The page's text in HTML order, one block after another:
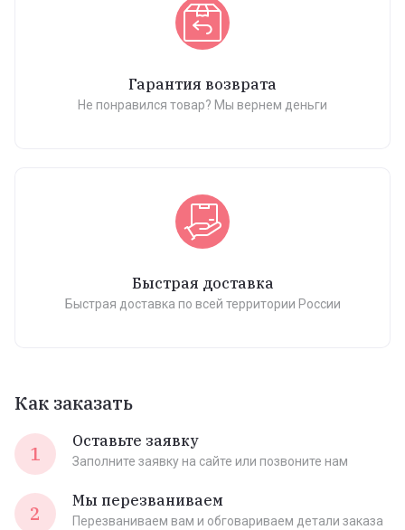
Гарантия возврата
Не понравился товар? Мы вернем деньги
Быстрая доставка
Быстрая доставка по всей территории России
Как заказать
1
Оставьте заявку
Заполните заявку на сайте или позвоните нам
2
Мы перезваниваем
Перезваниваем вам и обговариваем детали заказа